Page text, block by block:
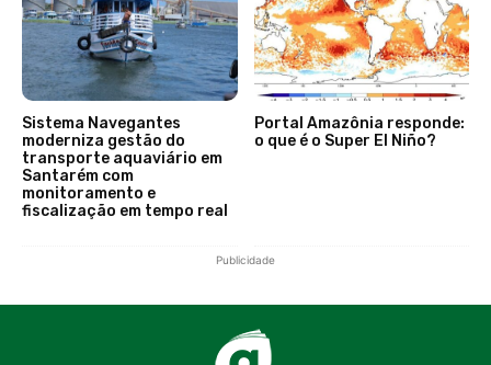
Sistema Navegantes
moderniza gestão do
transporte aquaviário em
Santarém com
monitoramento e
fiscalização em tempo real
Portal Amazônia responde:
o que é o Super El Niño?
Publicidade